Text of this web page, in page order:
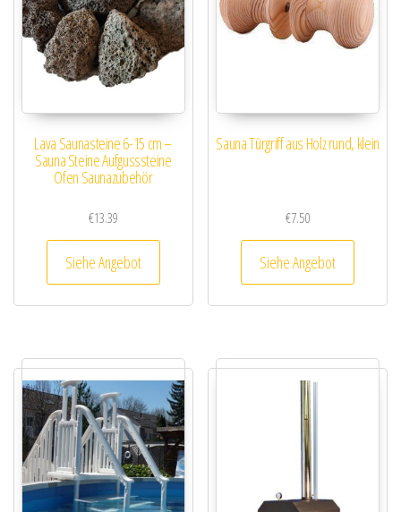
Lava Saunasteine 6-15 cm –
Sauna Steine Aufgusssteine
Ofen Saunazubehör
€13.39
Siehe Angebot
Sauna Türgriff aus Holz rund, klein
€7.50
Siehe Angebot